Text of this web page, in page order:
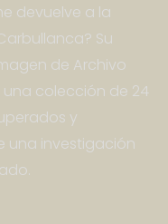
devuelve a la
Su
de Archivo
una colección de 24
y
una investigación